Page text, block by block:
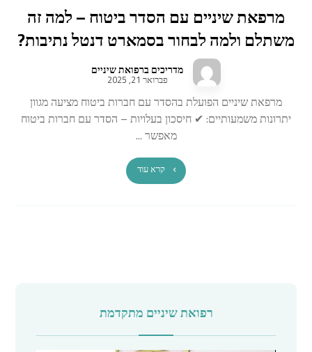
מרפאת שיניים עם הסדר ביטוח – למה זה
משתלם ולמה לבחור בסמארט דנטל נתיבות?
מדריכים ברפואת שיניים
פברואר 21, 2025
מרפאת שיניים הפועלת בהסדר עם חברות ביטוח מציעה מגוון
יתרונות משמעותיים: ✔ חיסכון בעלויות – הסדר עם חברות ביטוח
מאפשר ...
קרא עוד
רפואת שיניים מתקדמת